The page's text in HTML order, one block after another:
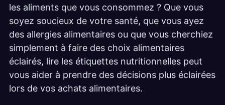
les aliments que vous consommez ? Que vous
soyez soucieux de votre santé, que vous ayez
des allergies alimentaires ou que vous cherchiez
simplement à faire des choix alimentaires
éclairés, lire les étiquettes nutritionnelles peut
vous aider à prendre des décisions plus éclairées
lors de vos achats alimentaires.